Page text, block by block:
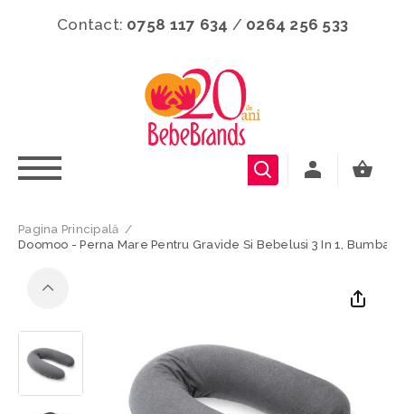
Contact: 0758 117 634 / 0264 256 533
Pagina Principală /
Doomoo - Perna Mare Pentru Gravide Si Bebelusi 3 In 1,